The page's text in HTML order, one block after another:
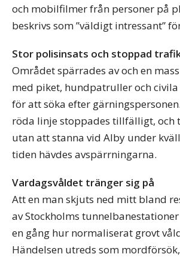
och mobilfilmer från personer på
beskrivs som ”väldigt intressant”
Stor polisinsats och stoppad
Området spärrades av och en
med piket, hundpatruller och
för att söka efter
röda linje stoppades tillfälligt, och
utan att stanna vid Alby under
tiden hävdes avspärrningarna.
Vardagsvåldet tränger sig på
Att en man skjuts ned mitt bland
av Stockholms
en gång hur normaliserat grovt
Händelsen utreds som